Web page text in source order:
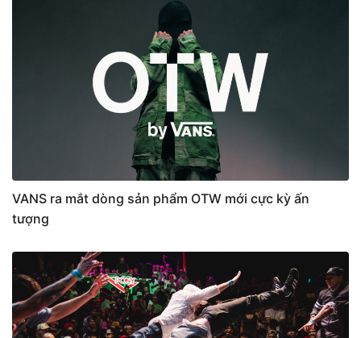
VANS ra mắt dòng sản phẩm OTW mới cực kỳ ấn
tượng